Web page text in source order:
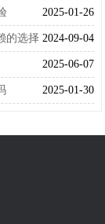
2025-01-26
2024-09-04
的选择
2025-06-07
2025-01-30